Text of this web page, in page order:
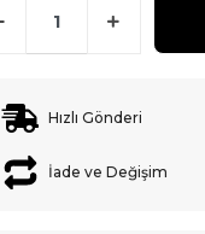
Hızlı Gönderi
İade ve Değişim